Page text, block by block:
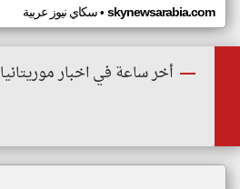
سكاي نيوز عربية• skynewsarabia.com
أخر ساعة في اخبار موريتانيا